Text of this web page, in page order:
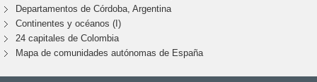
Departamentos de Córdoba, Argentina
Continentes y océanos (I)
24 capitales de Colombia
Mapa de comunidades autónomas de España